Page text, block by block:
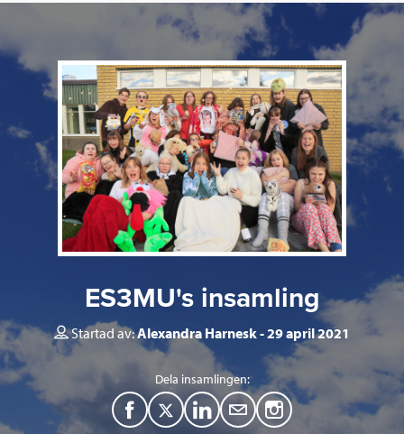
ES3MU's insamling
Startad av:Alexandra Harnesk 29 april 2021
Dela insamlingen:
F
T
L
M